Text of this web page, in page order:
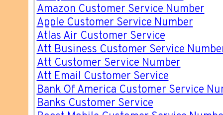
Amazon Customer Service Number
Apple Customer Service Number
Atlas Air Customer Service
Att Business Customer Service
Att Customer Service Number
Att Email Customer Service
Bank Of America Customer Service
Banks Customer Service